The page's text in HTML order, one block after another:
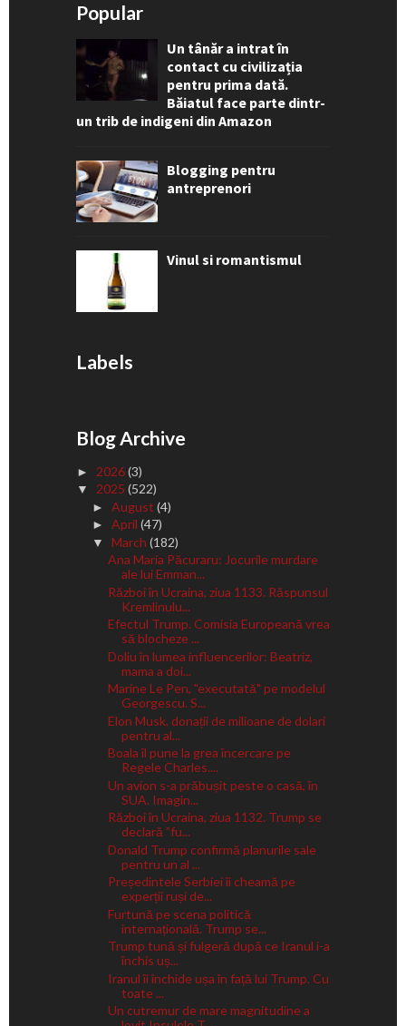
Popular
Un tânăr a intrat în
contact cu civilizația
pentru prima dată.
Băiatul face parte dintr-
un trib de indigeni din Amazon
Blogging pentru
antreprenori
Vinul si romantismul
Labels
Blog Archive
► 2026(3)
▼ 2025 (522)
► August (4)
► April (47)
▼ March (182)
Ana Maria Păcuraru: Jocurile murdare
ale lui Emman...
Război în Ucraina, ziua 1133. Răspunsul
Kremlinulu...
Efectul Trump. Comisia Europeană vrea
să blocheze ...
Doliu în lumea influencerilor: Beatriz,
mama a doi...
Marine Le Pen, "executată" pe modelul
Georgescu. S...
Elon Musk, donații de milioane de dolari
pentru al...
Boala îl pune la grea încercare pe
Regele Charles....
Un avion s-a prăbușit peste o casă, în
SUA. Imagin...
Război în Ucraina, ziua 1132. Trump se
declară ”fu...
Donald Trump confirmă planurile sale
pentru un al ...
Președintele Serbiei îi cheamă pe
experții ruși de...
Furtună pe scena politică
internațională. Trump se...
Trump tună și fulgeră după ce Iranul i-a
închis uș...
Iranul îi închide ușa în față lui Trump. Cu
toate ...
Un cutremur de mare magnitudine a